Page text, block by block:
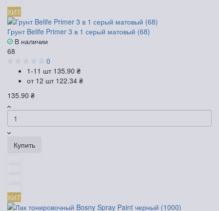
ХИТ
Грунт Belife Primer 3 в 1 серый матовый (68)
В наличии
68
0
1-11 шт 135.90 ₴
от 12 шт 122.34 ₴
135.90 ₴
Купить
ХИТ